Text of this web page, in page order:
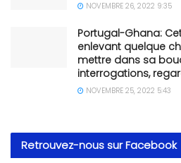
NOVEMBRE 26, 2022 9:35
Portugal-Ghana:
enlevant quelque
mettre dans sa
interrogations,
NOVEMBRE 25, 2022 5:43
Retrouvez-nous sur Facebook